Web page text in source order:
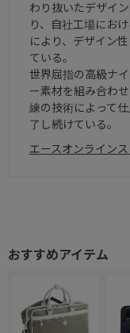
わり抜いたデザイ
り、自社工場にお
により、デザイン
ている。
世界屈指の高級ナ
ー素材を組み合わ
練の技術によって
了し続けている。
エースオンライン